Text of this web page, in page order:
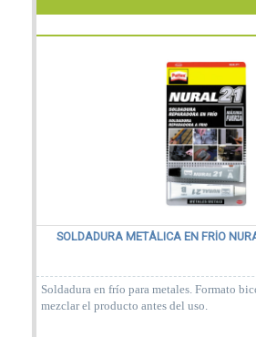
Añadir a la cesta
SOLDADURA METÁLICA EN FRÍO
Soldadura en frío para metales. Formato
mezclar el producto antes del uso.